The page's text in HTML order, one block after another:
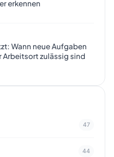
erkennen
Wann neue Aufgaben
Arbeitsort zulässig sind
47
44